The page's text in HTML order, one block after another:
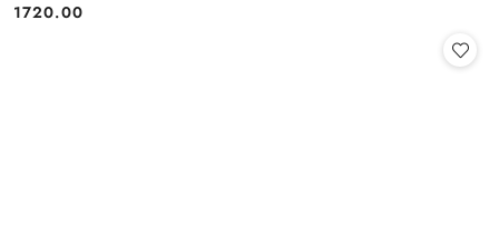
Cena:
1720.00